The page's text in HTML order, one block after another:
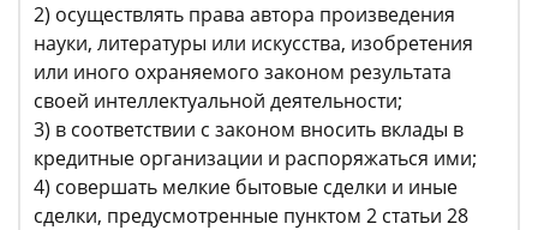
2) осуществлять права автора произведения
науки, литературы или искусства, изобретения
или иного охраняемого законом результата
своей интеллектуальной деятельности;
3) в соответствии с законом вносить вклады в
кредитные организации и распоряжаться ими;
4) совершать мелкие бытовые сделки и иные
сделки, предусмотренные пунктом 2 статьи 28